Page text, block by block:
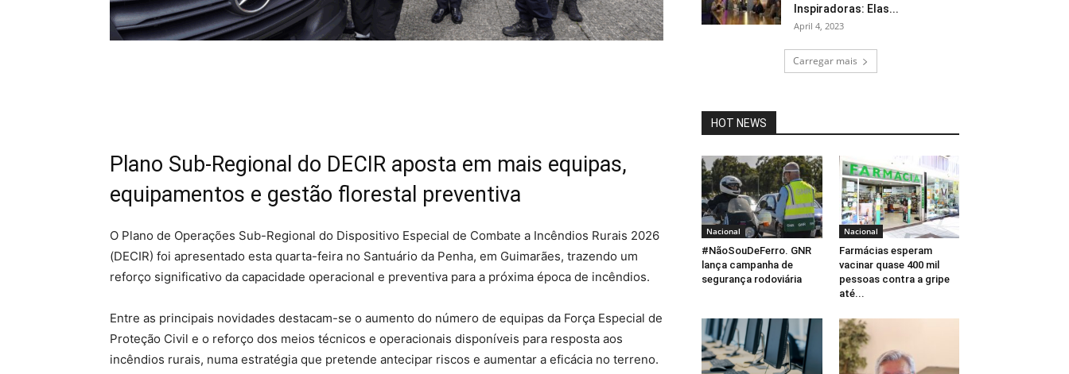
Plano Sub-Regional do DECIR aposta em mais equipas,
equipamentos e gestão florestal preventiva
O Plano de Operações Sub-Regional do Dispositivo Especial de Combate a Incêndios Rurais 2026
(DECIR) foi apresentado esta quarta-feira no Santuário da Penha, em Guimarães, trazendo um
reforço significativo da capacidade operacional e preventiva para a próxima época de incêndios.
Entre as principais novidades destacam-se o aumento do número de equipas da Força Especial de
Proteção Civil e o reforço dos meios técnicos e operacionais disponíveis para resposta aos
incêndios rurais, numa estratégia que pretende antecipar riscos e aumentar a eficácia no terreno.
Inspiradoras: Elas...
April 4, 2023
Carregar mais
HOT NEWS
Nacional
#NãoSouDeFerro. GNR
lança campanha de
segurança rodoviária
Nacional
Farmácias esperam
vacinar quase 400 mil
pessoas contra a gripe
até...